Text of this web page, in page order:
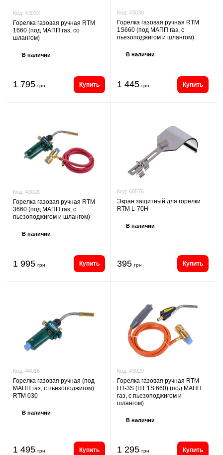
Код: 43033
Горелка газовая ручная RTM
1660 (под МАПП газ, со
шлангом)
В наличии
1 795 грн Купить
Код: 43030
Горелка газовая ручная RTM
1S660 (под МАПП газ, с
пьезоподжигом и шлангом)
В наличии
1 445 грн Купить
Код: 43028
Горелка газовая ручная RTM
3660 (под МАПП газ, с
пьезоподжигом и шлангом)
В наличии
1 995 грн Купить
Код: 60576
Экран защитный для горелки
RTM L-70H
В наличии
395 грн Купить
Код: 44016
Горелка газовая ручная (под
МАПП газ, с пьезоподжигом)
RTM 030
В наличии
1 495 грн Купить
Код: 43029
Горелка газовая ручная RTM
HT-3S (НТ 1S 660) (под МАПП
газ, с пьезоподжигом и
шлангом)
В наличии
1 295 грн Купить